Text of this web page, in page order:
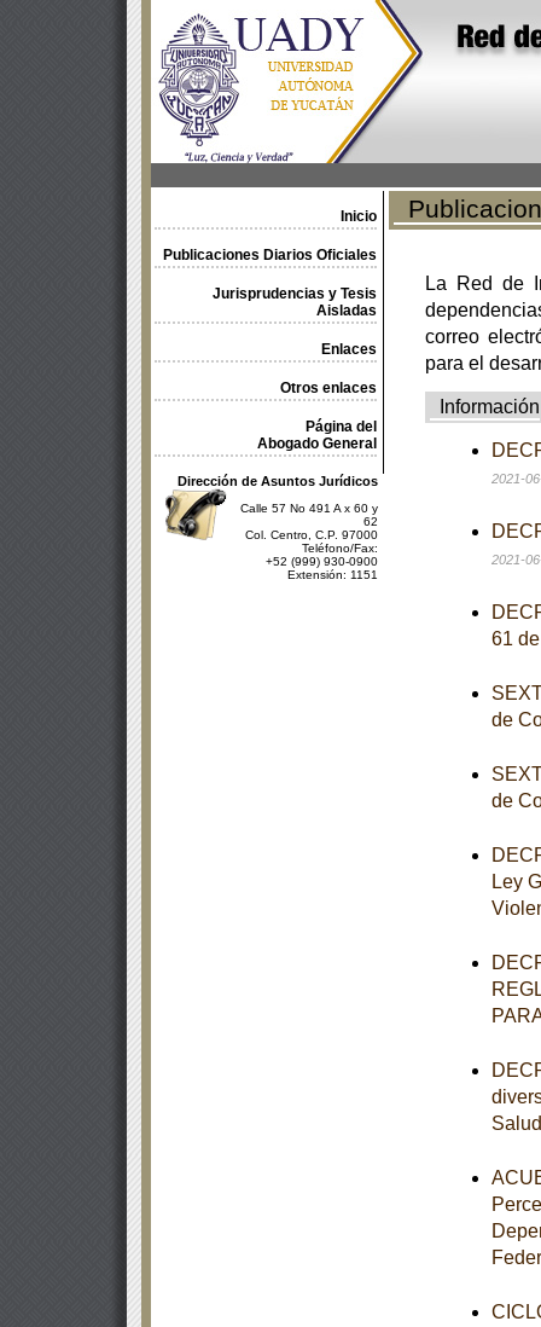
Inicio
Publicaciones Diarios Oficiales
Jurisprudencias y Tesis
Aisladas
Enlaces
Otros enlaces
Página del
Abogado General
Dirección de Asuntos Jurídicos
Calle 57 No 491 A x 60 y
62
Col. Centro, C.P. 97000
Teléfono/Fax:
+52 (999) 930-0900
Extensión: 1151
La Red de
correo
para el
Información
2021-
2021-
61
de
de
Ley